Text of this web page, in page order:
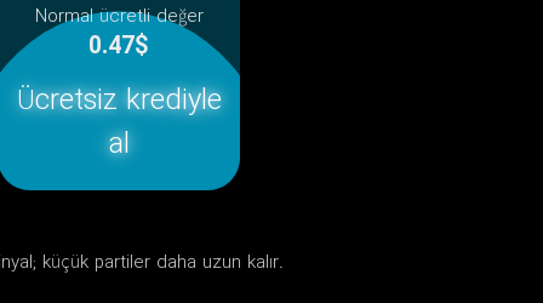
Normal ücretli değer
0.47$
Ücretsiz krediyle
al
küçük partiler daha uzun kalır.